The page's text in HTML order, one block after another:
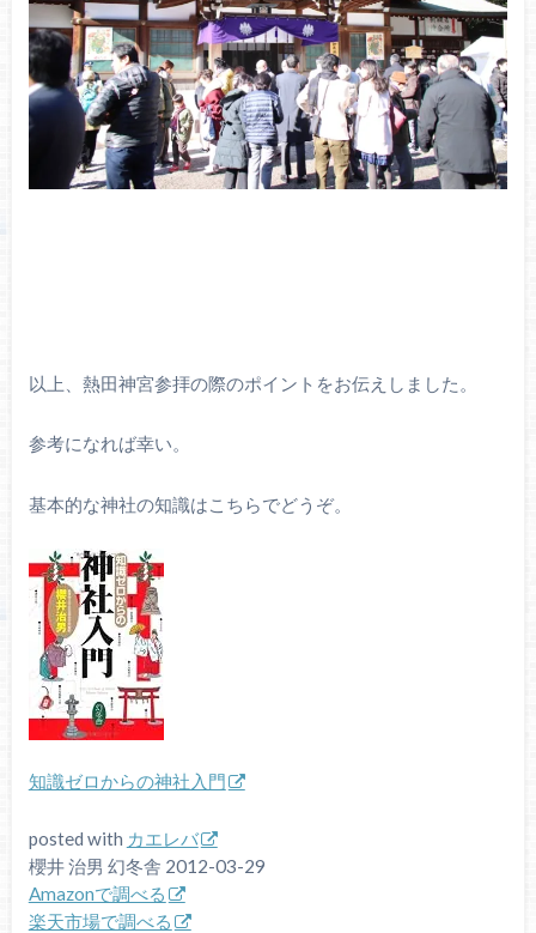
以上、熱田神宮参拝の際のポイントをお伝えしました。
参考になれば幸い。
基本的な神社の知識はこちらでどうぞ。
知識ゼロからの神社入門
posted with カエレバ
櫻井 治男 幻冬舎 2012-03-29
Amazonで調べる
楽天市場で調べる